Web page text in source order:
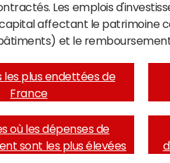
Les emplois
affectant le patrimoine
et le
les plus endettées de
France
où les dépenses de
sont les plus élevées